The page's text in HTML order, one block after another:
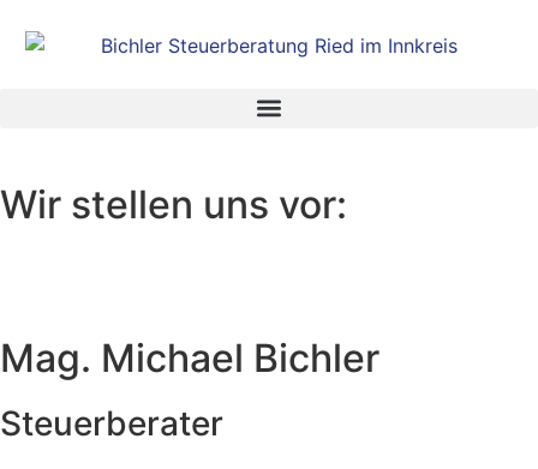
Wir stellen uns vor:
Mag. Michael Bichler
Steuerberater